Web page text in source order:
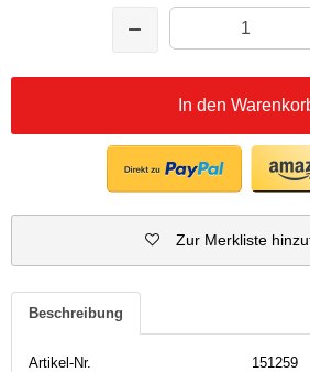
In den
Zur Merkliste
Beschreibung
Artikel-Nr.
151259